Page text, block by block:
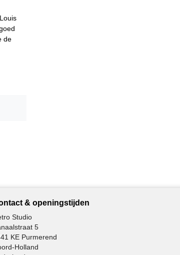
de
& openingstijden
Studio
5
KE Purmerend
Holland